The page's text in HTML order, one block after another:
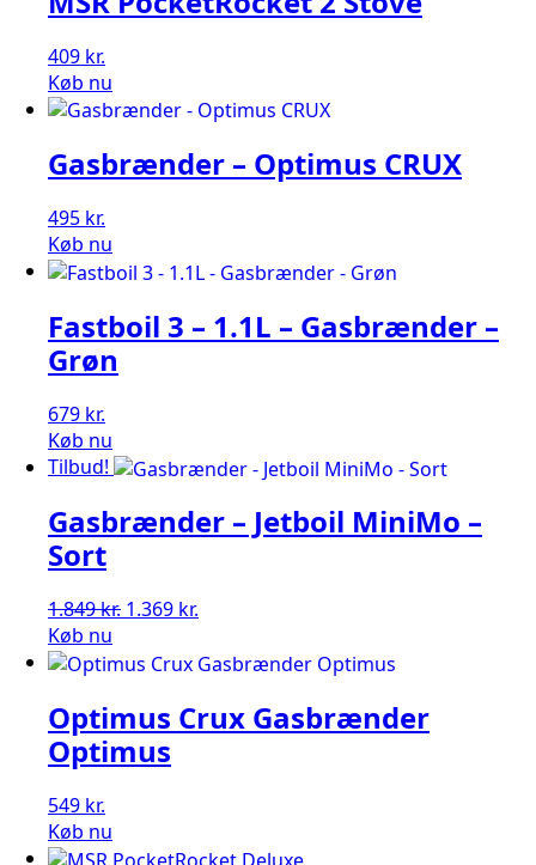
409 kr.
Køb nu
Gasbrænder – Optimus CRUX
495 kr.
Køb nu
Fastboil 3 – 1.1L – Gasbrænder –
Grøn
679 kr.
Køb nu
Tilbud!
Gasbrænder – Jetboil MiniMo –
Sort
1.849kr. Den
pris
1.849 kr..
1.369 kr.
pris
1.369 kr..
Køb nu
Optimus Crux Gasbrænder
Optimus
549 kr.
Køb nu